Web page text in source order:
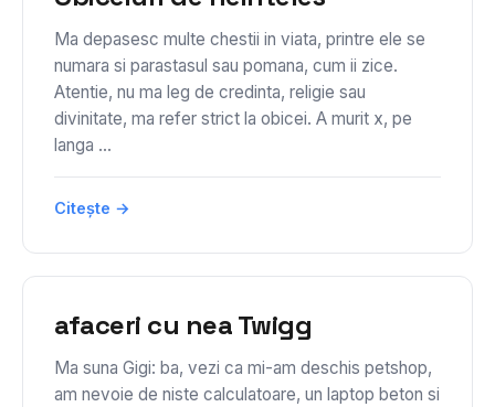
Ma depasesc multe chestii in viata, printre ele se
numara si parastasul sau pomana, cum ii zice.
Atentie, nu ma leg de credinta, religie sau
divinitate, ma refer strict la obicei. A murit x, pe
langa ...
Citește →
afaceri cu nea Twigg
Ma suna Gigi: ba, vezi ca mi-am deschis petshop,
am nevoie de niste calculatoare, un laptop beton si